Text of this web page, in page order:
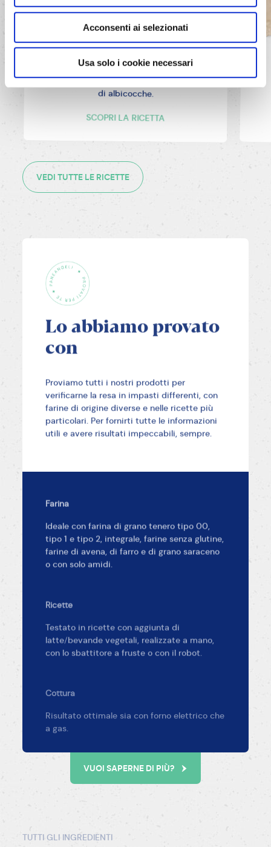
Acconsenti ai selezionati
Usa solo i cookie necessari
Occhi di bue
Delicati biscotti arricchiti da una confettura
di albicocche.
SCOPRI LA RICETTA
VEDI TUTTE LE RICETTE
Lo abbiamo provato
con
Proviamo tutti i nostri prodotti per
verificarne la resa in impasti differenti, con
farine di origine diverse e nelle ricette più
particolari. Per fornirti tutte le informazioni
utili e avere risultati impeccabili, sempre.
Farina
Ideale con farina di grano tenero tipo 00,
tipo 1 e tipo 2, integrale, farine senza glutine,
farine di avena, di farro e di grano saraceno
o con solo amidi.
Ricette
Testato in ricette con aggiunta di
latte/bevande vegetali, realizzate a mano,
con lo sbattitore a fruste o con il robot.
Cottura
Risultato ottimale sia con forno elettrico che
a gas.
VUOI SAPERNE DI PIÙ?
TUTTI GLI INGREDIENTI